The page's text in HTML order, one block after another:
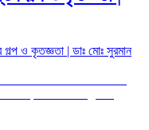
ও কৃতজ্ঞতা | ডাঃ মোঃ সুরমান